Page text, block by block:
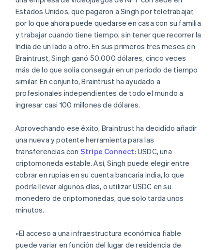
Estados Unidos, que pagaron a Singh por teletrabajar,
por lo que ahora puede quedarse en casa con su familia
y trabajar cuando tiene tiempo, sin tener que recorrer la
India de un lado a otro. En sus primeros tres meses en
Braintrust, Singh ganó 50.000 dólares, cinco veces
más de lo que solía conseguir en un período de tiempo
similar. En conjunto, Braintrust ha ayudado a
profesionales independientes de todo el mundo a
ingresar casi 100 millones de dólares.
Aprovechando ese éxito, Braintrust ha decidido añadir
una nueva y potente herramienta para las
transferencias con Stripe Connect: USDC, una
criptomoneda estable. Así, Singh puede elegir entre
cobrar en rupias en su cuenta bancaria india, lo que
podría llevar algunos días, o utilizar USDC en su
monedero de criptomonedas, que solo tarda unos
minutos.
«El acceso a una infraestructura económica fiable
puede variar en función del lugar de residencia de